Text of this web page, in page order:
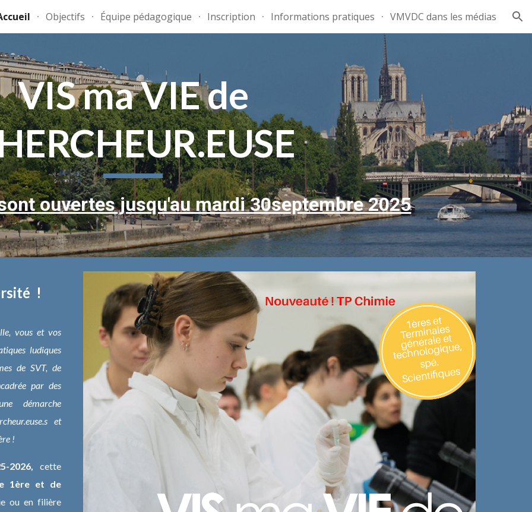
to main content Skip to navigation
Objectifs Équipe pédagogique Inscription Informations pratiques VMVDC dans les médias
VIS ma VIE de
ouvertes jusqu'au mardi 30septembre 2025
!
vous et vos
ludiques
de SVT, de
par des
démarche
et
!
2026,
cette
1ère et de
ou en filière